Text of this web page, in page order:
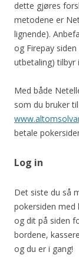
dette gjøres
metodene er
lignende).
og Firepay
utbetaling) tilbyr
Med både
som du bruker
betale
Log in
Det siste du så
pokersiden med
og dit på siden
bordene,
og du er i gang!